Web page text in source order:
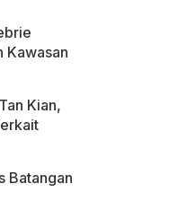
Kawasan
Kian,
Batangan